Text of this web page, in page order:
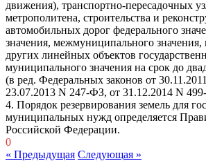
движения), транспортно-пересадочных
метрополитена, строительства и
автомобильных дорог федерального
значения, межмуниципального значения,
других линейных объектов
муниципального значения на срок до
(в ред. Федеральных законов от 30.11.2011
23.07.2013 N 247-ФЗ, от 31.12.2014 N
4. Порядок резервирования земель для
муниципальных нужд определяется
Российской Федерации.
0
« Предыдущая Следующая »